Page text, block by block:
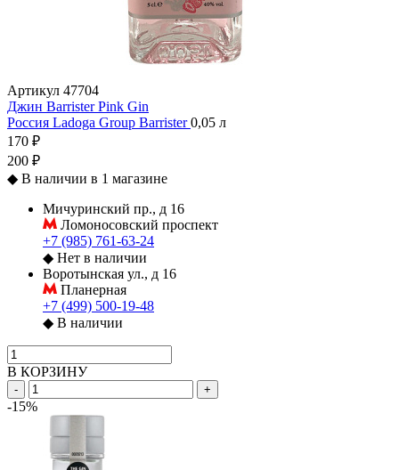
Артикул 47704
Джин Barrister Pink Gin
Россия Ladoga Group Barrister0,05 л
170 ₽
200 ₽
◆ В наличии в 1 магазине
Мичуринский пр., д 16
Ломоносовский проспект
+7 (985) 761-63-24
◆ Нет в наличии
Воротынская ул., д 16
Планерная
+7 (499) 500-19-48
◆ В наличии
В КОРЗИНУ
- +
-15%